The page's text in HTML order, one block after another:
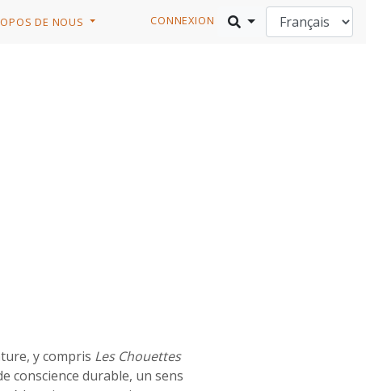
DE NOUS CONNEXION
y compris Les Chouettes
conscience durable, un sens